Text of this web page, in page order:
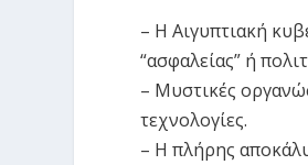
– Η Αιγυπτιακή
“ασφαλείας” ή
– Μυστικές
τεχνολογίες.
– Η πλήρης